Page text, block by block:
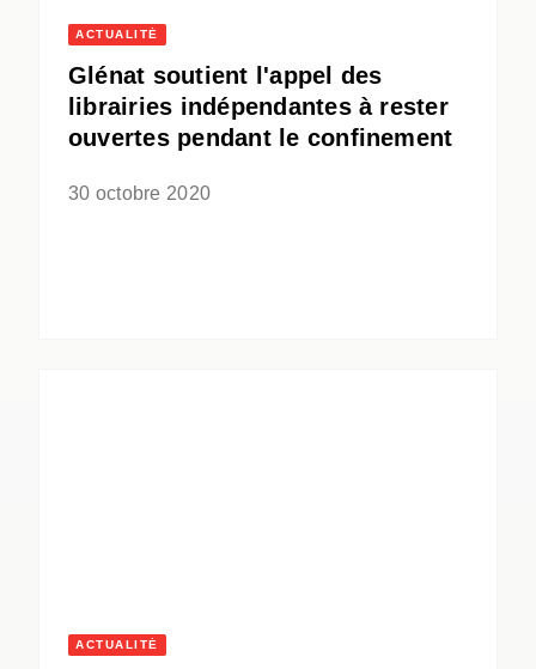
ACTUALITÉ
Glénat soutient l'appel des
librairies indépendantes à rester
ouvertes pendant le confinement
30 octobre 2020
ACTUALITÉ